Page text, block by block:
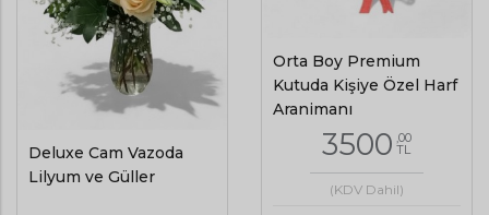
Deluxe Cam Vazoda
Lilyum ve Güller
Orta Boy Premium
Kutuda Kişiye Özel Harf
Aranjmanı
3500 ,00
TL
(KDV Dahil)